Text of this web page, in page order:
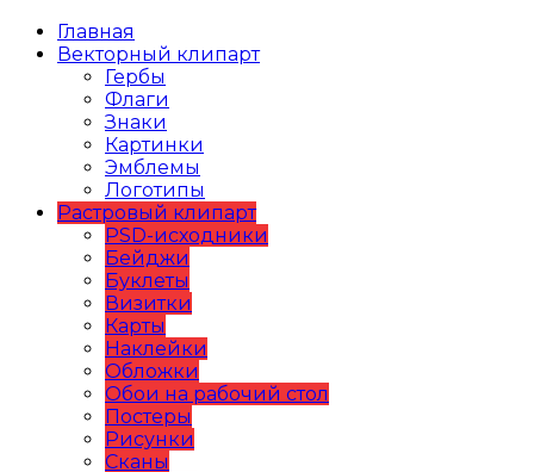
Главная
Векторный клипарт
Гербы
Флаги
Знаки
Картинки
Эмблемы
Логотипы
Растровый клипарт
PSD-исходники
Бейджи
Буклеты
Визитки
Карты
Наклейки
Обложки
Обои на рабочий стол
Постеры
Рисунки
Сканы